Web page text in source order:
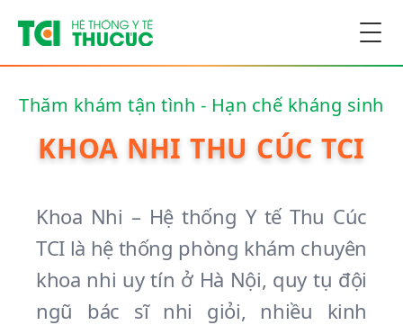
Thăm khám tận tình - Hạn chế kháng sinh
KHOA NHI THU CÚC TCI
Khoa Nhi – Hệ thống Y tế Thu Cúc
TCI là hệ thống phòng khám chuyên
khoa nhi uy tín ở Hà Nội, quy tụ đội
ngũ bác sĩ nhi giỏi, nhiều kinh